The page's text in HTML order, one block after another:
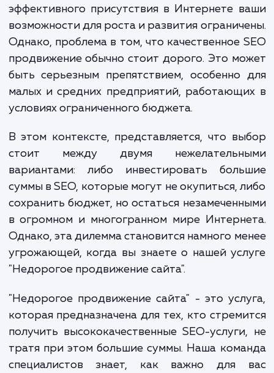
Поиск решения для продвижения
бизнес-интересов в цифровом мире - это
непростая задача. Вы понимаете, что
эффективного присутствия в Интернете
возможности для роста и развития
Однако, проблема в том, что качественное
продвижение обычно стоит дорого. Это
быть серьезным препятствием, особенно
малых и средних предприятий,
условиях ограниченного бюджета.
В этом контексте, представляется, что
стоит между двумя
вариантами: либо инвестировать
суммы в SEO, которые могут не окупиться,
сохранить бюджет, но остаться
в огромном и многогранном мире
Однако, эта дилемма становится намного
угрожающей, когда вы знаете о нашей
"Недорогое продвижение сайта".